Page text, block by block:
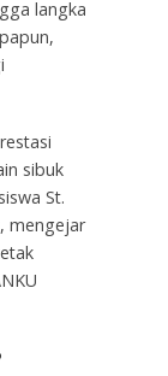
langka
sibuk
St.
mengejar